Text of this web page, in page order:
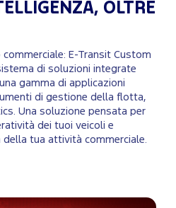
OLTRE
E-Transit Custom
di soluzioni integrate
gamma di applicazioni
di gestione della flotta,
Una soluzione pensata per
dei tuoi veicoli e
tua attività commerciale.